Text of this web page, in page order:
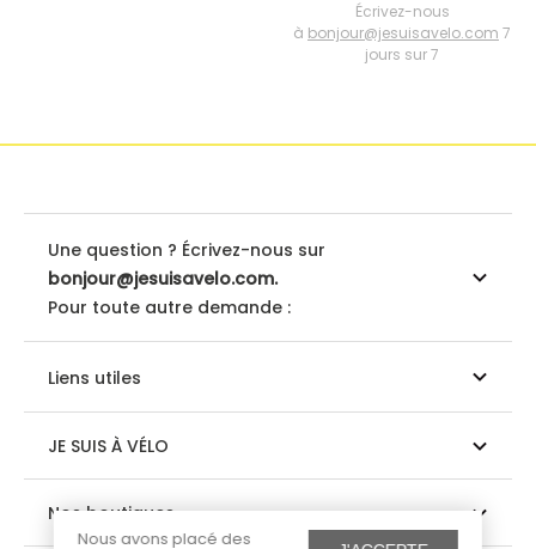
Nous avons placé des
Écrivez-nous
à bonjour@jesuisavelo.com 7
jours sur 7
Une question ? Écrivez-nous sur
bonjour@jesuisavelo.com.
Pour toute autre demande :
Liens utiles
JE SUIS À VÉLO
Nos boutiques